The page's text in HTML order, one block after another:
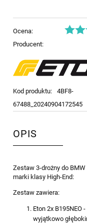
Ocena:
Producent:
Kod produktu:
4BF8-
67488_20240904172545
OPIS
Zestaw 3-drożny do
marki klasy High-End:
Zestaw zawiera:
Eton 2x B195NEO
wyjątkowo